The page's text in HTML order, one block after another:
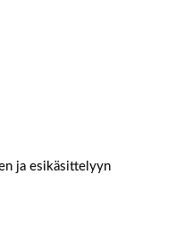
ja esikäsittelyyn